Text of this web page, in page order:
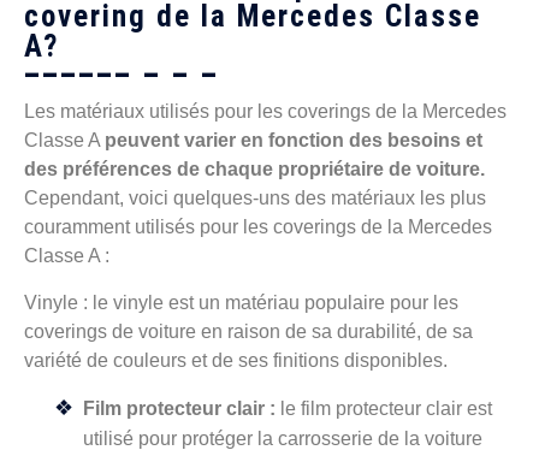
covering de la Mercedes Classe
A?
Les matériaux utilisés pour les coverings de la Mercedes
Classe A peuvent varier en fonction des besoins et
des préférences de chaque propriétaire de voiture.
Cependant, voici quelques-uns des matériaux les plus
couramment utilisés pour les coverings de la Mercedes
Classe A :
Vinyle : le vinyle est un matériau populaire pour les
coverings de voiture en raison de sa durabilité, de sa
variété de couleurs et de ses finitions disponibles.
Film protecteur clair : le film protecteur clair est
utilisé pour protéger la carrosserie de la voiture